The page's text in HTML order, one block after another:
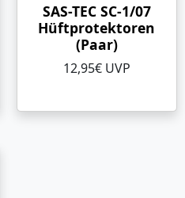
SAS-TEC SC-1/07
Hüftprotektoren
(Paar)
12,95€ UVP